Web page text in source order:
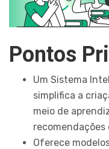
Pontos
Um Sistema
simplifica a
meio de
Oferece